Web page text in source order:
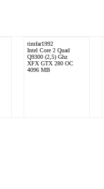
timfar1992
Intel Core 2 Quad
Q9300 (2,5) Ghz
XFX GTX 280 OC
4096 MB